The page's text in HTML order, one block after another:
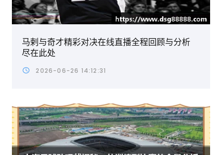
马剌与奇才精彩对决在线直播全程回顾与分析
尽在此处
2026-06-26 14:12:31